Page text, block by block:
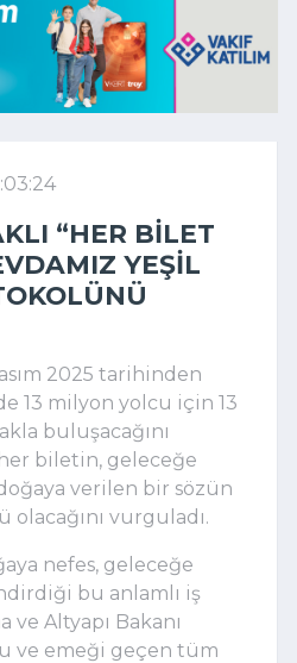
“HER BILET
YEŞIL
2025 tarihinden
13 milyon yolcu için 13
buluşacağını
biletin, geleceğe
verilen bir sözün
olacağını vurguladı.
nefes, geleceğe
bu anlamlı iş
Altyapı Bakanı
ve emeği geçen tüm